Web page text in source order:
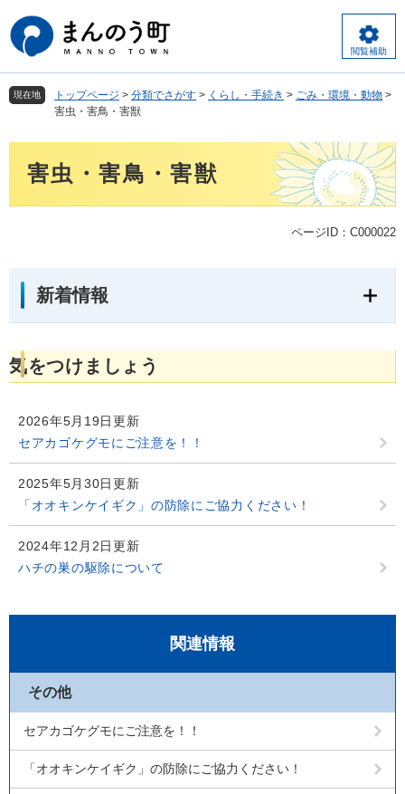
ー
ジ
先
頭
す
ニ
ュ
を
飛
し
閲覧補助
現在地 トップページ > 分類でさがす > くらし・手続き > ごみ・環境・動物 >
害虫・害鳥・害獣
害虫・害鳥・害獣
ページID：C000022
新着情報
気をつけましょう
2026年5月19日更新
セアカゴケグモにご注意を！！
2025年5月30日更新
「オオキンケイギク」の防除にご協力ください！
2024年12月2日更新
ハチの巣の駆除について
関連情報
その他
セアカゴケグモにご注意を！！
「オオキンケイギク」の防除にご協力ください！